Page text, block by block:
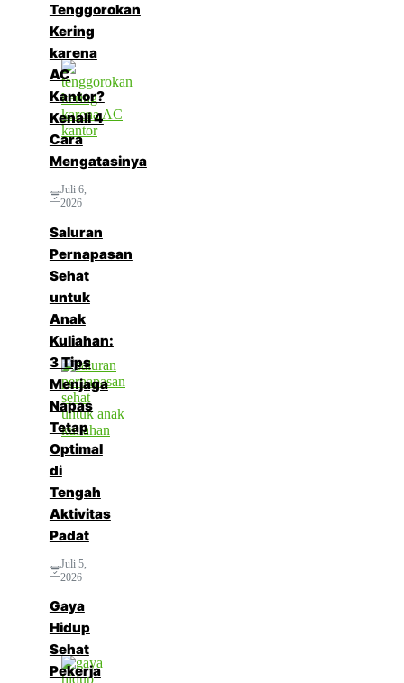
Tenggorokan
Kering
karena
AC
Kantor?
Kenali 4
Cara
Mengatasinya
Juli 6,
2026
Saluran
Pernapasan
Sehat
untuk
Anak
Kuliahan:
3 Tips
Menjaga
Napas
Tetap
Optimal
di
Tengah
Aktivitas
Padat
Juli 5,
2026
Gaya
Hidup
Sehat
Pekerja